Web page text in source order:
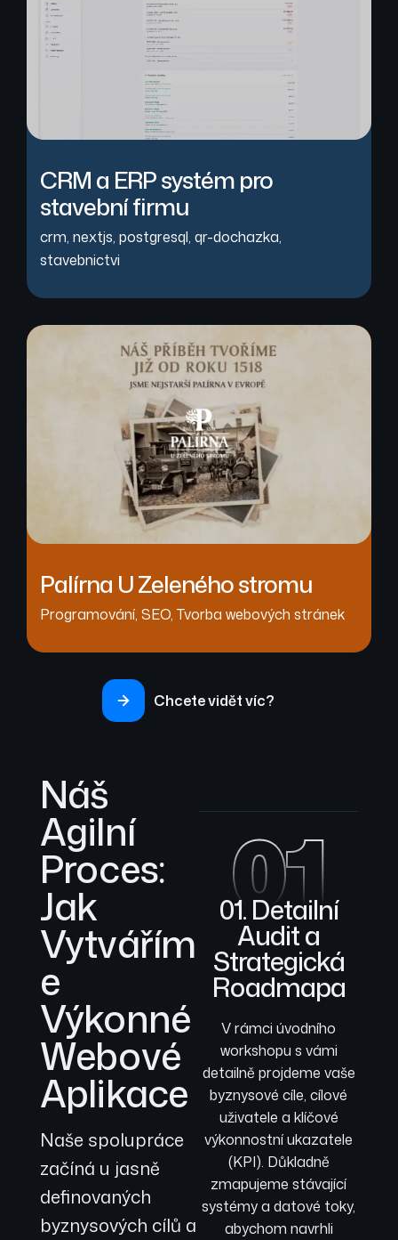
CRM a ERP systém pro
stavební firmu
crm, nextjs, postgresql, qr-dochazka,
stavebnictvi
Palírna U Zeleného stromu
Programování, SEO, Tvorba webových stránek
Chcete vidět víc?
Náš
Agilní
Proces:
Jak
Vytvářím
e
Výkonné
Webové
Aplikace
Naše spolupráce
začíná u jasně
definovaných
byznysových cílů a
01
01. Detailní
Audit a
Strategická
Roadmapa
V rámci úvodního
workshopu s vámi
detailně projdeme vaše
byznysové cíle, cílové
uživatele a klíčové
výkonnostní ukazatele
(KPI). Důkladně
zmapujeme stávající
systémy a datové toky,
abychom navrhli